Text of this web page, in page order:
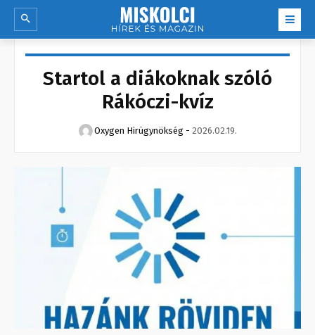
Startol a diákoknak szóló
Rákóczi-kvíz
Oxygen Hirügynökség - 2026.02.19.